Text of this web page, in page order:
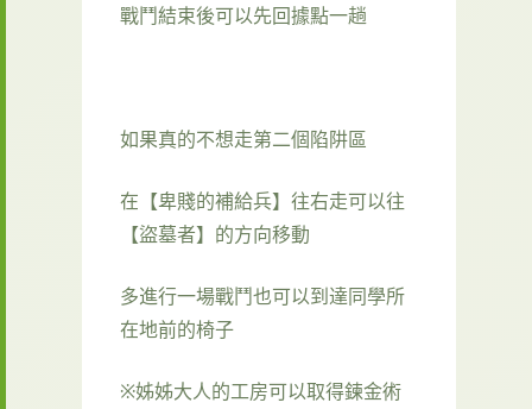
戰鬥結束後可以先回據點一趟
如果真的不想走第二個陷阱區
在【卑賤的補給兵】往右走可以往
【盜墓者】的方向移動
多進行一場戰鬥也可以到達同學所
在地前的椅子
※姊姊大人的工房可以取得鍊金術